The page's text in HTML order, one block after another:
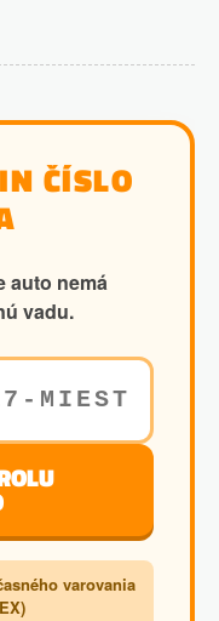
ČÍSLO
auto nemá
vadu.
varovania